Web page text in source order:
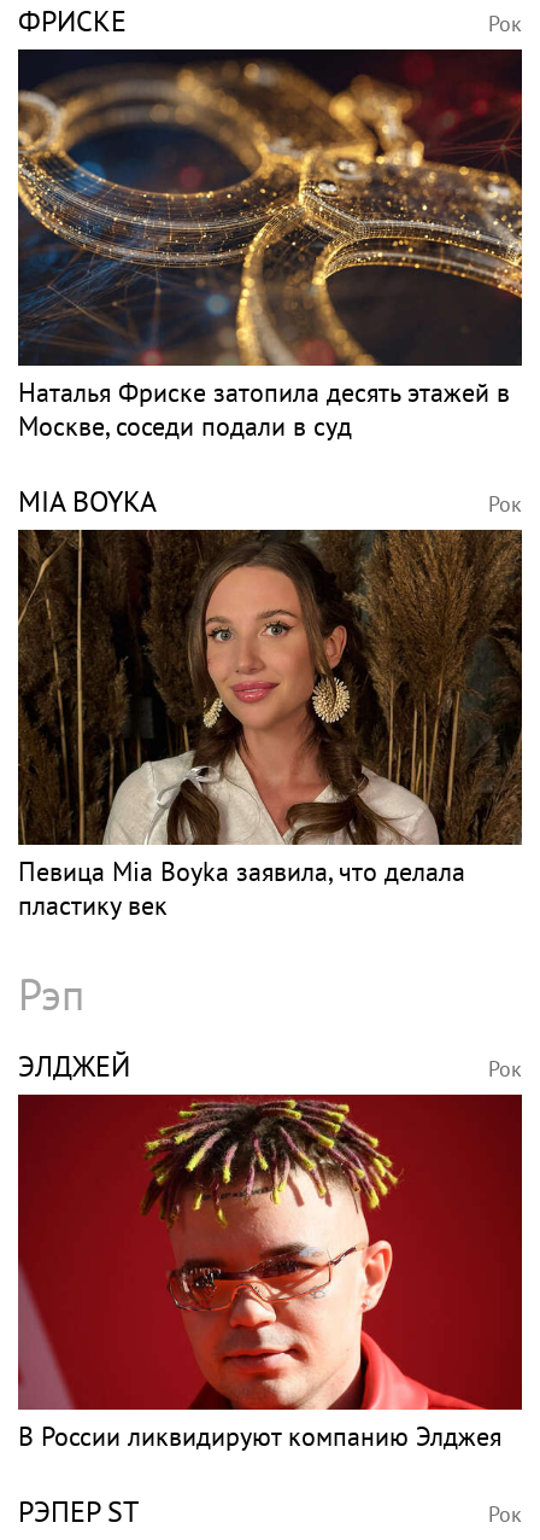
ФРИСКЕ Рок
Наталья Фриске затопила десять этажей в
Москве, соседи подали в суд
MIA BOYKA Рок
Певица Mia Boyka заявила, что делала
пластику век
Рэп
ЭЛДЖЕЙ Рок
В России ликвидируют компанию Элджея
РЭПЕР ST Рок